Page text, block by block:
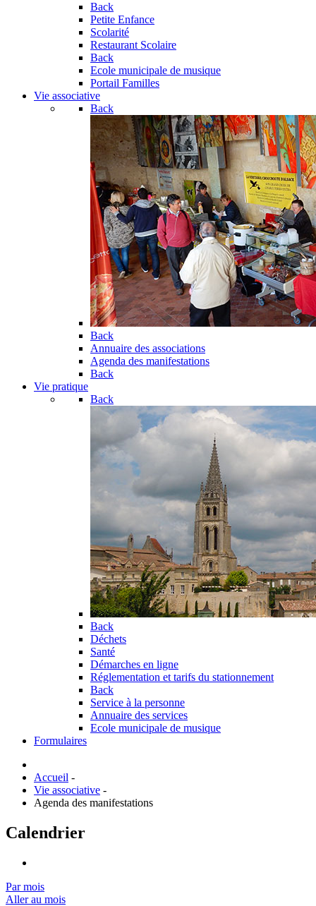
Back
Petite Enfance
Scolarité
Restaurant Scolaire
Back
Ecole municipale de musique
Portail Familles
Vie associative
Back
Back
Annuaire des associations
Agenda des manifestations
Back
Vie pratique
Back
Back
Déchets
Santé
Démarches en ligne
Réglementation et tarifs du stationnement
Back
Service à la personne
Annuaire des services
Ecole municipale de musique
Formulaires
Accueil -
Vie associative -
Agenda des manifestations
Calendrier
Par mois
Aller au mois